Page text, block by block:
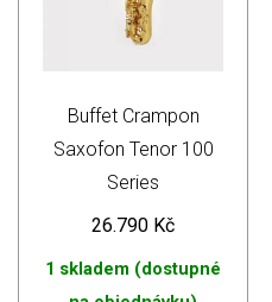
Buffet Crampon
Saxofon Tenor 100
Series
26.790 Kč
1 skladem (dostupné